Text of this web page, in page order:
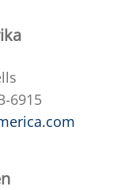
6915